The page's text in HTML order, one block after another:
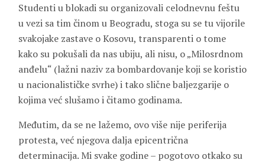
Studenti u blokadi su organizovali celodnevnu feštu
u vezi sa tim činom u Beogradu, stoga su se tu vijorile
svakojake zastave o Kosovu, transparenti o tome
kako su pokušali da nas ubiju, ali nisu, o „Milosrdnom
anđelu“ (lažni naziv za bombardovanje koji se koristio
u nacionalističke svrhe) i tako slične baljezgarije o
kojima već slušamo i čitamo godinama.
Međutim, da se ne lažemo, ovo više nije periferija
protesta, već njegova dalja epicentrična
determinacija. Mi svake godine – pogotovo otkako su